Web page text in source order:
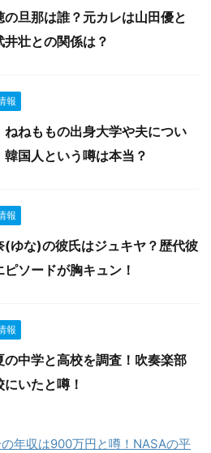
の旦那は誰？元カレは山田優と
井壮との関係は？
報
ねねももの出身大学や夫につい
韓国人という噂は本当？
報
(ゆな)の彼氏はジュキヤ？歴代彼
ピソードが胸キュン！
報
の中学と高校を調査！吹奏楽部
いたと噂！
の年収は900万円と噂！NASAの平